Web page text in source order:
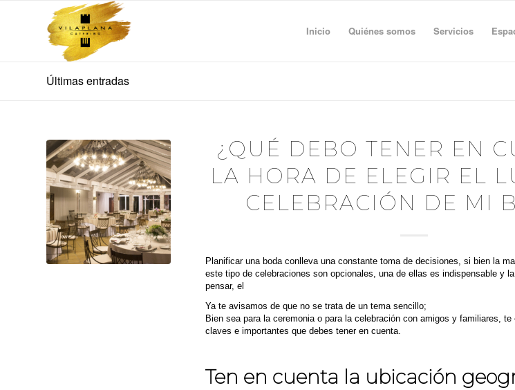
Inicio Quiénes somos Servicios
Últimas entradas
¿QUÉ DEBO TENER EN
LA HORA DE ELEGIR EL
CELEBRACIÓN DE MI
Planificar una boda conlleva una constante toma de decisiones, si bien la
este tipo de celebraciones son opcionales, una de ellas es indispensable y
pensar, el
Ya te avisamos de que no se trata de un tema sencillo;
Bien sea para la ceremonia o para la celebración con amigos y familiares,
claves e importantes que debes tener en cuenta.
Ten en cuenta la ubicación